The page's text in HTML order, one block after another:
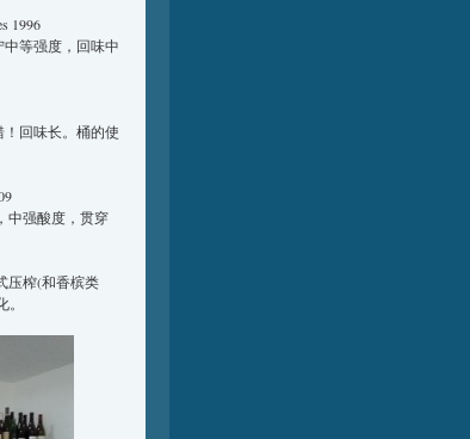
1996
等强度，回味中
回味长。桶的使
中强酸度，贯穿
压榨(和香槟类